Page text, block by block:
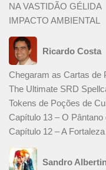
NA VASTIDÃO GÉLIDA
IMPACTO AMBIENTAL
Ricardo Costa
Chegaram as Cartas de
The Ultimate SRD
Tokens de Poções de
Capítulo 13 – O Pântano
Capítulo 12 – A
Sandro